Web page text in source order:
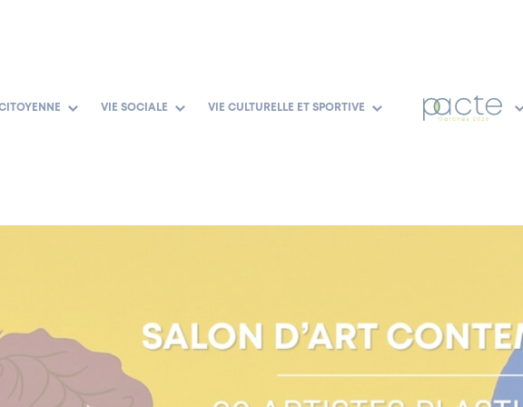
VIE SOCIALE VIE CULTURELLE ET SPORTIVE